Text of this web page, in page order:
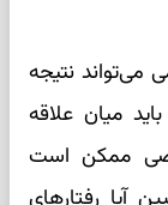
می‌تواند نتیجه
میان علاقه
ممکن است